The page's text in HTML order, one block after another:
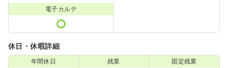
電子カルテ
休日・休暇詳細
年間休日 残業 固定残業